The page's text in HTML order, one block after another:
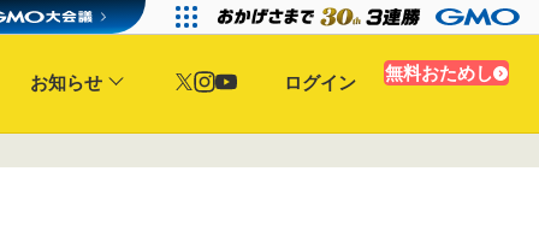
お知らせ ログイン 無料おためし